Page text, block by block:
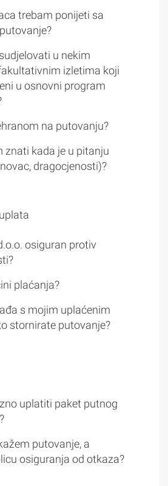
trebam ponijeti sa
u nekim
izletima koji
u osnovni program
na putovanju?
znati kada je u pitanju
dragocjenosti)?
osiguran protiv
plaćanja?
s mojim uplaćenim
stornirate putovanje?
uplatiti paket putnog
putovanje, a
osiguranja od otkaza?